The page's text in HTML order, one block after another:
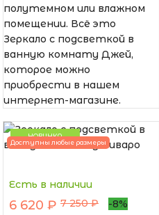
полутемном или влажном
помещении. Всё это
Зеркало с подсветкой в
ванную комнату Джей,
которое можно
приобрести в нашем
интернет-магазине.
НОВИНКА
Доступны любые размеры
Есть в наличии
6 620 ₽ 7 250 ₽
-8%